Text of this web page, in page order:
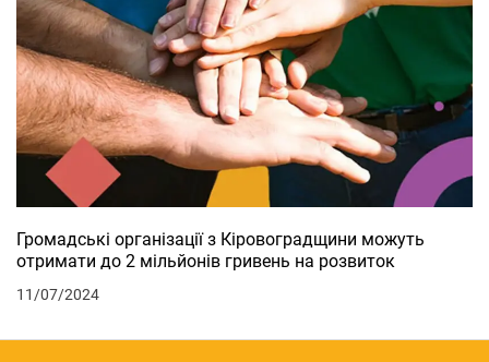
Громадські організації з Кіровоградщини можуть
отримати до 2 мільйонів гривень на розвиток
11/07/2024